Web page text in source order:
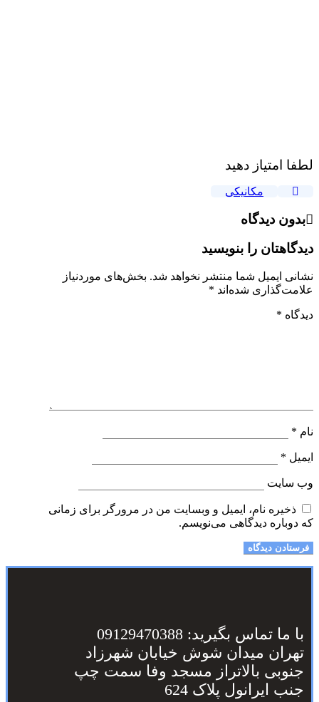
لطفا امتیاز دهید
مکانیکی
بدون دیدگاه
دیدگاهتان را بنویسید
نشانی ایمیل شما منتشر نخواهد شد. بخش‌های موردنیاز
علامت‌گذاری شده‌اند *
دیدگاه *
نام *
ایمیل *
وب‌ سایت
ذخیره نام، ایمیل و وبسایت من در مرورگر برای زمانی
که دوباره دیدگاهی می‌نویسم.
با ما تماس بگیرید: 09129470388
تهران میدان شوش خیابان شهرزاد
جنوبی بالاتراز مسجد وفا سمت چپ
جنب ایرانول پلاک 624